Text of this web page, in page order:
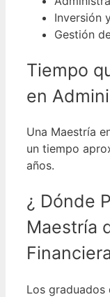
Inversión
Gestión
Tiempo
en
Una Maestría
un tiempo
años.
¿ Dónde
Maestría
Los graduados